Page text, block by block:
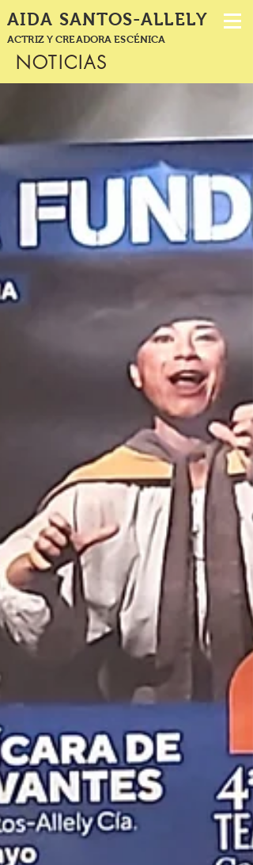
AIDA SANTOS-ALLELY
ACTRIZ Y CREADORA ESCÉNICA
NOTICIAS